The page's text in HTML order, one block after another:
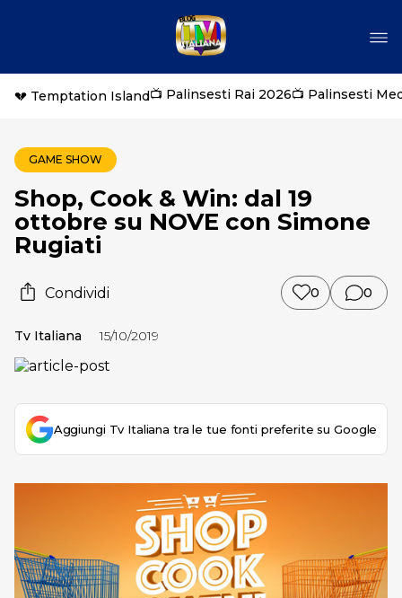
💔 Temptation Island📺 Palinsesti Rai 2026📺 Palinsesti
GAME SHOW
Shop, Cook & Win: dal 19
ottobre su NOVE con Simone
Rugiati
Condividi 0 0
Tv Italiana 15/10/2019
Aggiungi Tv Italiana tra le tue fonti preferite su Google